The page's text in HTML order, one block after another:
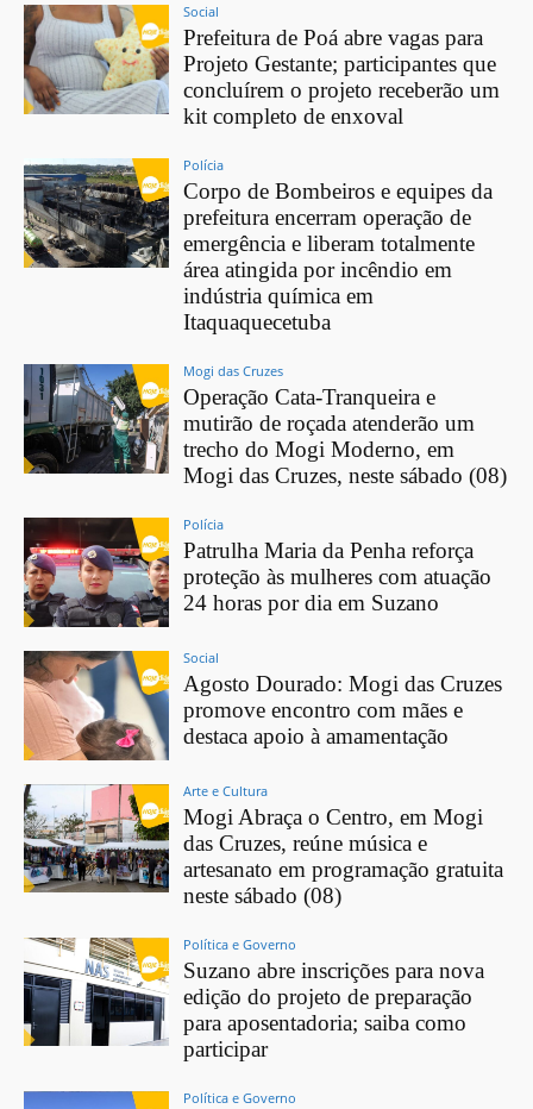
Social
Prefeitura de Poá abre vagas para
Projeto Gestante; participantes que
concluírem o projeto receberão um
kit completo de enxoval
Polícia
Corpo de Bombeiros e equipes da
prefeitura encerram operação de
emergência e liberam totalmente
área atingida por incêndio em
indústria química em
Itaquaquecetuba
Mogi das Cruzes
Operação Cata-Tranqueira e
mutirão de roçada atenderão um
trecho do Mogi Moderno, em
Mogi das Cruzes, neste sábado (08)
Polícia
Patrulha Maria da Penha reforça
proteção às mulheres com atuação
24 horas por dia em Suzano
Social
Agosto Dourado: Mogi das Cruzes
promove encontro com mães e
destaca apoio à amamentação
Arte e Cultura
Mogi Abraça o Centro, em Mogi
das Cruzes, reúne música e
artesanato em programação gratuita
neste sábado (08)
Política e Governo
Suzano abre inscrições para nova
edição do projeto de preparação
para aposentadoria; saiba como
participar
Política e Governo